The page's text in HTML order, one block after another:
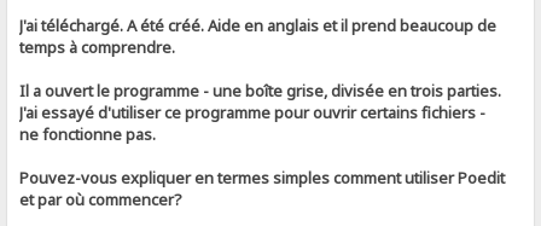
J'ai téléchargé. A été créé. Aide en anglais et il prend beaucoup de
temps à comprendre.
Il a ouvert le programme - une boîte grise, divisée en trois parties.
J'ai essayé d'utiliser ce programme pour ouvrir certains fichiers -
ne fonctionne pas.
Pouvez-vous expliquer en termes simples comment utiliser Poedit
et par où commencer?